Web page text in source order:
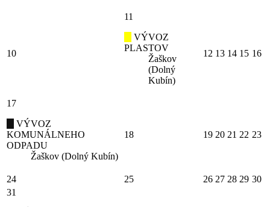
10
11
VÝVOZ
PLASTOV
Žaškov
(Dolný
Kubín)
12 13 14 15 16
17
VÝVOZ
KOMUNÁLNEHO
ODPADU
Žaškov (Dolný Kubín)
18 19 20 21 22 23
24 25 26 27 28 29 30
31